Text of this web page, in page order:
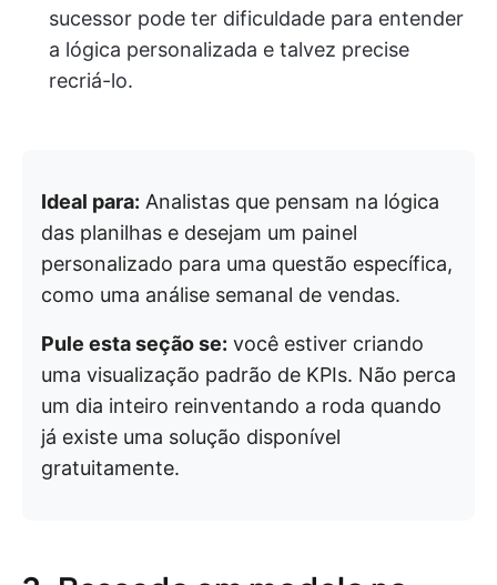
sucessor pode ter dificuldade para entender
a lógica personalizada e talvez precise
recriá-lo.
Ideal para: Analistas que pensam na lógica
das planilhas e desejam um painel
personalizado para uma questão específica,
como uma análise semanal de vendas.
Pule esta seção se: você estiver criando
uma visualização padrão de KPIs. Não perca
um dia inteiro reinventando a roda quando
já existe uma solução disponível
gratuitamente.